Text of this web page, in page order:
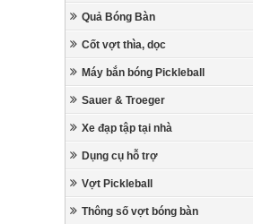
Quả Bóng Bàn
Cốt vợt thìa, dọc
Máy bắn bóng Pickleball
Sauer & Troeger
Xe đạp tập tại nhà
Dụng cụ hỗ trợ
Vợt Pickleball
Thông số vợt bóng bàn